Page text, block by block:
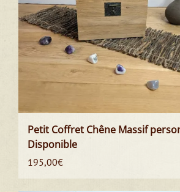
Petit Coffret Chêne Massif
Disponible
195,00€